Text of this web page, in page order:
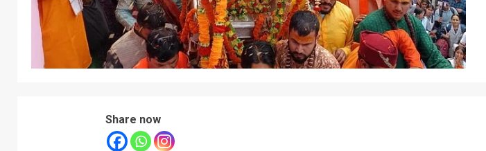
Share now